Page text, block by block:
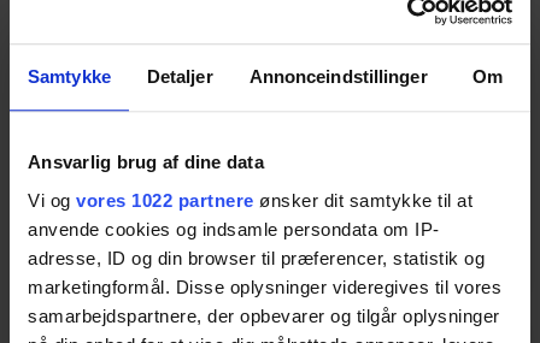
Samtykke Detaljer Annonceindstillinger Om
Ansvarlig brug af dine data
Vi og vores 1022 partnere ønsker dit samtykke til at
anvende cookies og indsamle persondata om IP-
adresse, ID og din browser til præferencer, statistik og
marketingformål. Disse oplysninger videregives til vores
samarbejdspartnere, der opbevarer og tilgår oplysninger
Nye pusleborde forbedrer sikkerhed og
trivsel i Børnenes Univers Grindsted Syd
Lær mere